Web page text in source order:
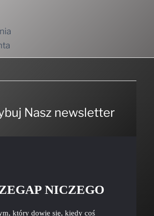
Nasz newsletter
NICZEGO
który dowie się, kiedy coś